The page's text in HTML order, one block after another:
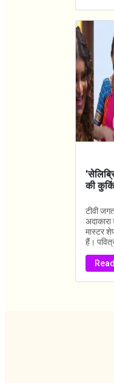
की
टीवी
अदाकारा
मास्टर
हैं। पवित्र